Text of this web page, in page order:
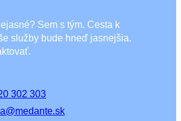
Sem s tým. Cesta k
služby bude hneď jasnejšia.
302 303